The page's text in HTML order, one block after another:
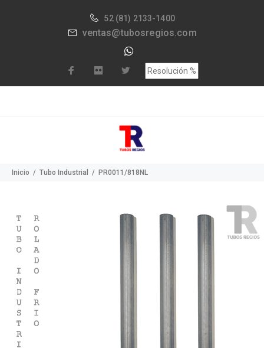
52 (81) 2133-1400
ventas@tubosregios.com
Inicio Tubo Industrial PR0011/818NL